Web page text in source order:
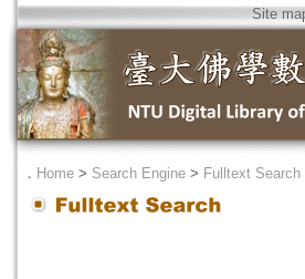
Site
． Home > Search Engine > Fulltext Search